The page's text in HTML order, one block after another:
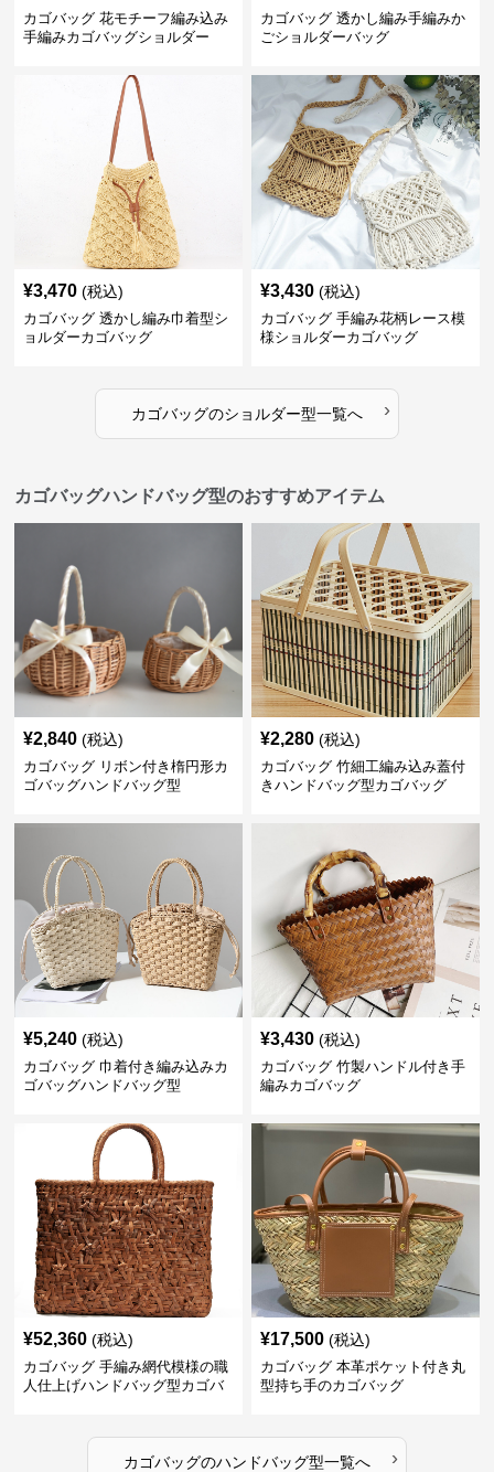
カゴバッグ 花モチーフ編み込み
手編みカゴバッグショルダー
カゴバッグ 透かし編み手編みか
ごショルダーバッグ
¥3,470 (税込)
カゴバッグ 透かし編み巾着型シ
ョルダーカゴバッグ
¥3,430 (税込)
カゴバッグ 手編み花柄レース模
様ショルダーカゴバッグ
カゴバッグのショルダー型一覧へ ›
カゴバッグハンドバッグ型のおすすめアイテム
¥2,840 (税込)
カゴバッグ リボン付き楕円形カ
ゴバッグハンドバッグ型
¥2,280 (税込)
カゴバッグ 竹細工編み込み蓋付
きハンドバッグ型カゴバッグ
¥5,240 (税込)
カゴバッグ 巾着付き編み込みカ
ゴバッグハンドバッグ型
¥3,430 (税込)
カゴバッグ 竹製ハンドル付き手
編みカゴバッグ
¥52,360 (税込)
カゴバッグ 手編み網代模様の職
人仕上げハンドバッグ型カゴバ
¥17,500 (税込)
カゴバッグ 本革ポケット付き丸
型持ち手のカゴバッグ
カゴバッグのハンドバッグ型一覧へ ›